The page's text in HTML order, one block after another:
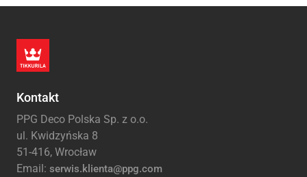
Kontakt
PPG Deco Polska Sp. z o.o.
ul. Kwidzyńska 8
51-416, Wrocław
Email: serwis.klienta@ppg.com